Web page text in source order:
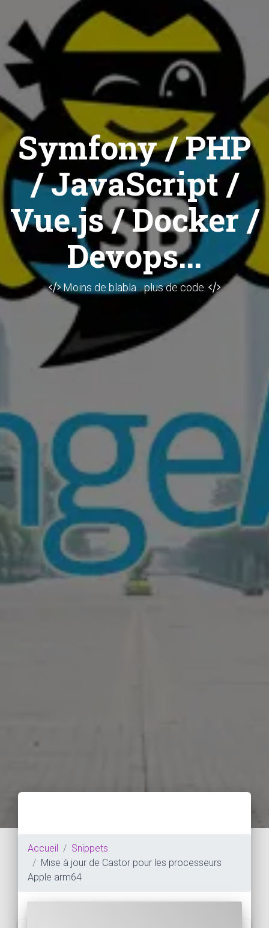
Symfony / PHP
/ JavaScript /
Vue.js / Docker /
Devops...
Moins de blabla... plus de code.
Accueil
Snippets
Mise à jour de Castor pour les processeurs
Apple arm64